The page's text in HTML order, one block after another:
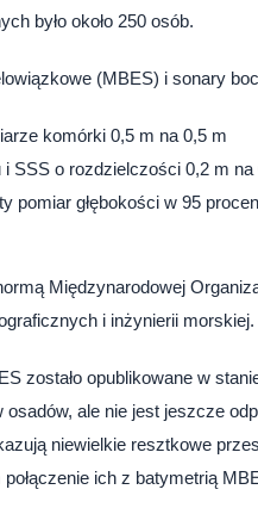
było około 250 osób.
(MBES) i sonary
komórki 0,5 m na 0,5 m
SSS o rozdzielczości 0,2 m na
pomiar głębokości w 95
Międzynarodowej
i inżynierii morskiej.
zostało opublikowane w
ale nie jest jeszcze
niewielkie resztkowe
ich z batymetrią